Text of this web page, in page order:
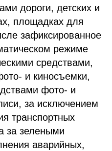
дороги, детских и
площадках для
зафиксированное
режиме
средствами,
и киносъемки,
фото- и
за исключением
транспортных
за зелеными
аварийных,